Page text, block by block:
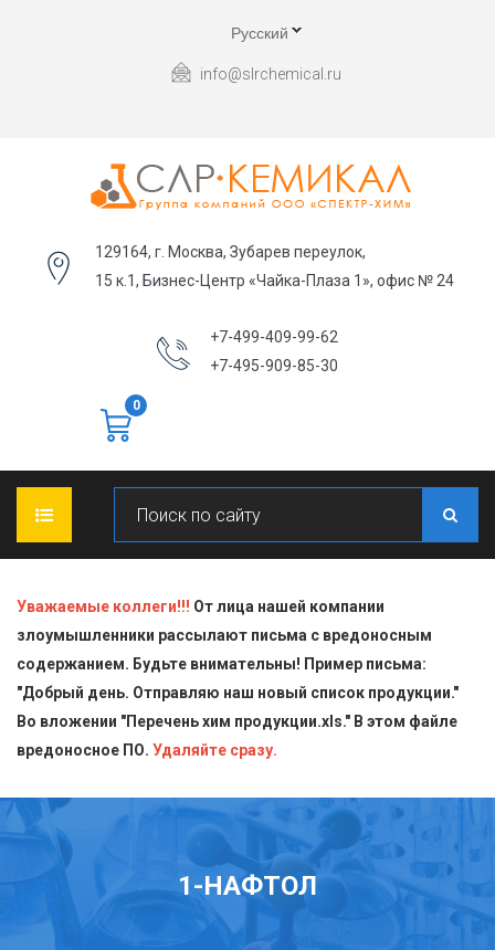
Русский
info@slrchemical.ru
129164, г. Москва, Зубарев переулок,
15 к.1, Бизнес-Центр «Чайка-Плаза 1», офис № 24
+7-499-409-99-62
+7-495-909-85-30
0
О КОМПАНИИ
ПРОДУКЦИЯ
Блескообразующие добавки
Индикаторы
Кислоты
Пищевая химия для производств
СТАТЬИ
ДОСТАВКА
СЕРТИФИКАТЫ
КОНТАКТЫ
Уважаемые коллеги!!! От лица нашей компании
злоумышленники рассылают письма с вредоносным
содержанием. Будьте внимательны! Пример письма:
"Добрый день. Отправляю наш новый список продукции."
Во вложении "Перечень хим продукции.xls." В этом файле
вредоносное ПО. Удаляйте сразу.
1-НАФТОЛ